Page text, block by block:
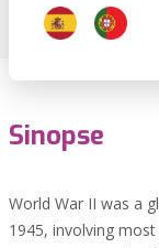
Sinopse
World War II was a
1945, involving